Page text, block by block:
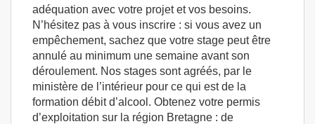
adéquation avec votre projet et vos besoins.
N’hésitez pas à vous inscrire : si vous avez un
empêchement, sachez que votre stage peut être
annulé au minimum une semaine avant son
déroulement. Nos stages sont agréés, par le
ministère de l’intérieur pour ce qui est de la
formation débit d’alcool. Obtenez votre permis
d’exploitation sur la région Bretagne : de